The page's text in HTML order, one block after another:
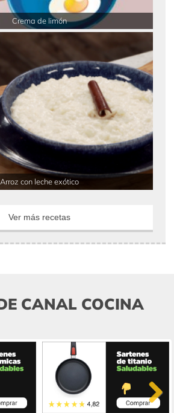
Crema de limón
Arroz con leche exótico
Ver más recetas
CANAL COCINA